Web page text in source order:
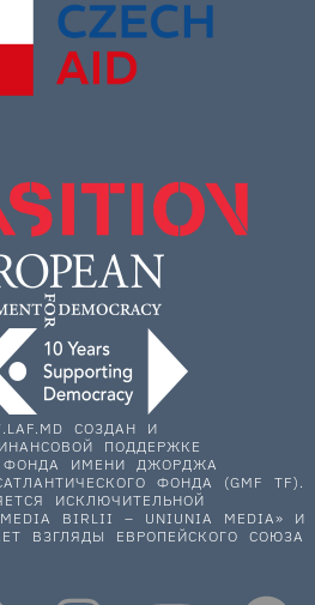
СОЗДАН И
ПОДДЕРЖКЕ
ФОНДА ИМЕНИ ДЖОРДЖА
ФОНДА (GMF TF).
ИСКЛЮЧИТЕЛЬНОЙ
BIRLII – UNIUNIA MEDIA» И
ВЗГЛЯДЫ ЕВРОПЕЙСКОГО СОЮЗА